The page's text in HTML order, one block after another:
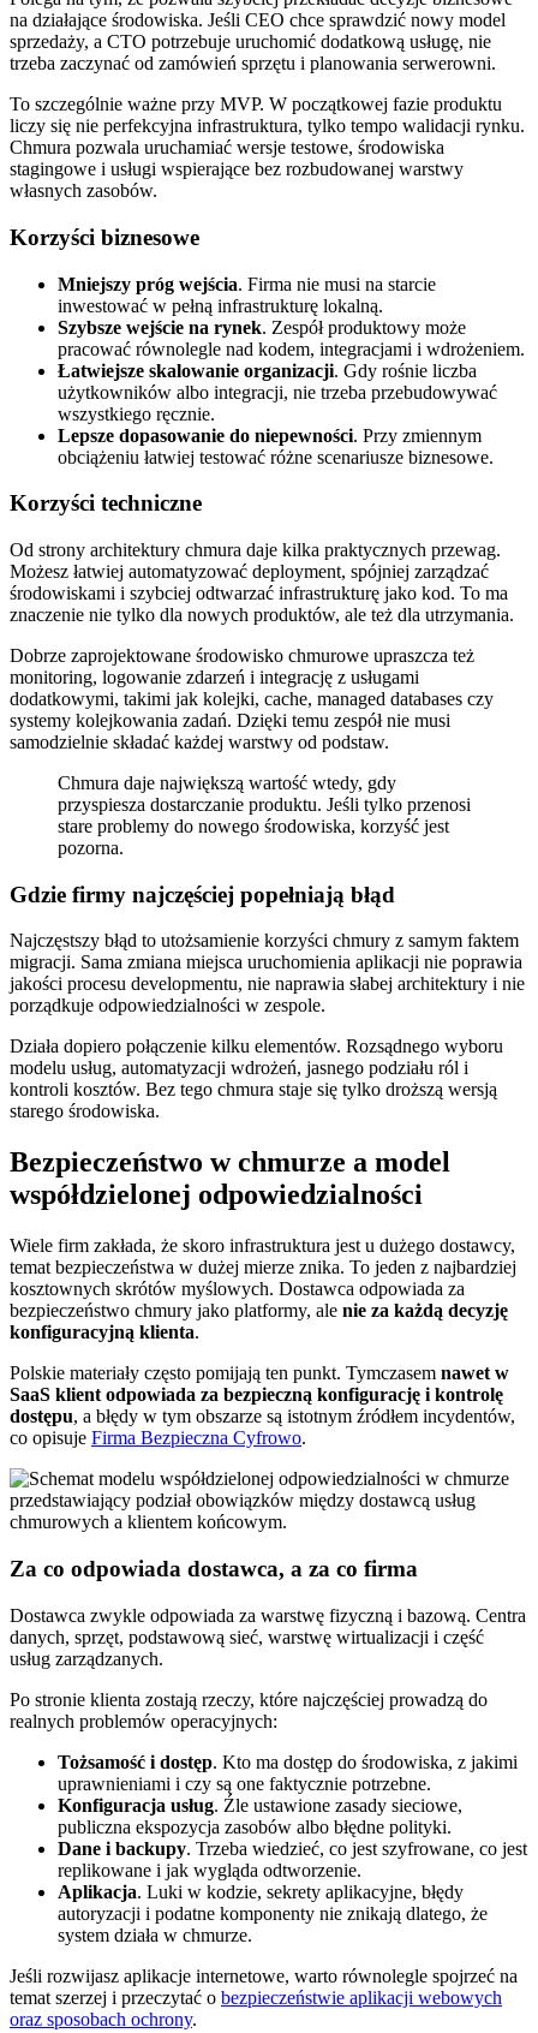
na działające środowiska. Jeśli CEO chce sprawdzić nowy model
sprzedaży, a CTO potrzebuje uruchomić dodatkową usługę, nie
trzeba zaczynać od zamówień sprzętu i planowania serwerowni.
To szczególnie ważne przy MVP. W początkowej fazie produktu
liczy się nie perfekcyjna infrastruktura, tylko tempo walidacji rynku.
Chmura pozwala uruchamiać wersje testowe, środowiska
stagingowe i usługi wspierające bez rozbudowanej warstwy
własnych zasobów.
Korzyści biznesowe
Mniejszy próg wejścia. Firma nie musi na starcie
inwestować w pełną infrastrukturę lokalną.
Szybsze wejście na rynek. Zespół produktowy może
pracować równolegle nad kodem, integracjami i wdrożeniem.
Łatwiejsze skalowanie organizacji. Gdy rośnie liczba
użytkowników albo integracji, nie trzeba przebudowywać
wszystkiego ręcznie.
Lepsze dopasowanie do niepewności. Przy zmiennym
obciążeniu łatwiej testować różne scenariusze biznesowe.
Korzyści techniczne
Od strony architektury chmura daje kilka praktycznych przewag.
Możesz łatwiej automatyzować deployment, spójniej zarządzać
środowiskami i szybciej odtwarzać infrastrukturę jako kod. To ma
znaczenie nie tylko dla nowych produktów, ale też dla utrzymania.
Dobrze zaprojektowane środowisko chmurowe upraszcza też
monitoring, logowanie zdarzeń i integrację z usługami
dodatkowymi, takimi jak kolejki, cache, managed databases czy
systemy kolejkowania zadań. Dzięki temu zespół nie musi
samodzielnie składać każdej warstwy od podstaw.
Chmura daje największą wartość wtedy, gdy
przyspiesza dostarczanie produktu. Jeśli tylko przenosi
stare problemy do nowego środowiska, korzyść jest
pozorna.
Gdzie firmy najczęściej popełniają błąd
Najczęstszy błąd to utożsamienie korzyści chmury z samym faktem
migracji. Sama zmiana miejsca uruchomienia aplikacji nie poprawia
jakości procesu developmentu, nie naprawia słabej architektury i nie
porządkuje odpowiedzialności w zespole.
Działa dopiero połączenie kilku elementów. Rozsądnego wyboru
modelu usług, automatyzacji wdrożeń, jasnego podziału ról i
kontroli kosztów. Bez tego chmura staje się tylko droższą wersją
starego środowiska.
Bezpieczeństwo w chmurze a model
współdzielonej odpowiedzialności
Wiele firm zakłada, że skoro infrastruktura jest u dużego dostawcy,
temat bezpieczeństwa w dużej mierze znika. To jeden z najbardziej
kosztownych skrótów myślowych. Dostawca odpowiada za
bezpieczeństwo chmury jako platformy, ale nie za każdą decyzję
konfiguracyjną klienta.
Polskie materiały często pomijają ten punkt. Tymczasem nawet w
SaaS klient odpowiada za bezpieczną konfigurację i kontrolę
dostępu, a błędy w tym obszarze są istotnym źródłem incydentów,
co opisuje Firma Bezpieczna Cyfrowo.
Za co odpowiada dostawca, a za co firma
Dostawca zwykle odpowiada za warstwę fizyczną i bazową. Centra
danych, sprzęt, podstawową sieć, warstwę wirtualizacji i część
usług zarządzanych.
Po stronie klienta zostają rzeczy, które najczęściej prowadzą do
realnych problemów operacyjnych:
Tożsamość i dostęp. Kto ma dostęp do środowiska, z jakimi
uprawnieniami i czy są one faktycznie potrzebne.
Konfiguracja usług. Źle ustawione zasady sieciowe,
publiczna ekspozycja zasobów albo błędne polityki.
Dane i backupy. Trzeba wiedzieć, co jest szyfrowane, co jest
replikowane i jak wygląda odtworzenie.
Aplikacja. Luki w kodzie, sekrety aplikacyjne, błędy
autoryzacji i podatne komponenty nie znikają dlatego, że
system działa w chmurze.
Jeśli rozwijasz aplikacje internetowe, warto równolegle spojrzeć na
temat szerzej i przeczytać o bezpieczeństwie aplikacji webowych
oraz sposobach ochrony.